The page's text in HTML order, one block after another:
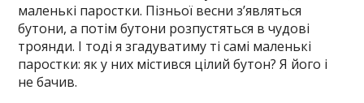
маленькі паростки. Пізньої весни з’являться
бутони, а потім бутони розпустяться в чудові
троянди. І тоді я згадуватиму ті самі маленькі
паростки: як у них містився цілий бутон? Я його і
не бачив.